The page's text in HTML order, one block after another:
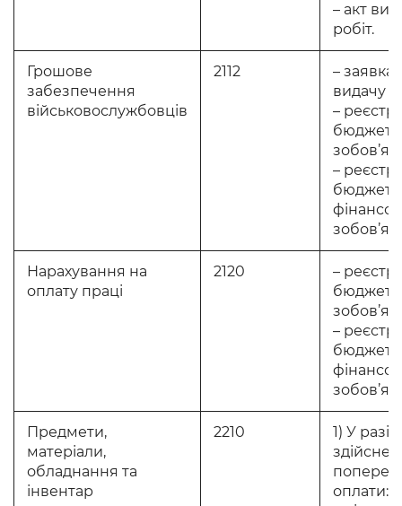
– акт
робіт.
Грошове
забезпечення
військовослужбовців
2112
– заявка
видачу
– реєстр
– реєстр
Нарахування на
оплату праці
2120
– реєстр
– реєстр
Предмети,
матеріали,
обладнання та
інвентар
2210
1) У разі
оплати: